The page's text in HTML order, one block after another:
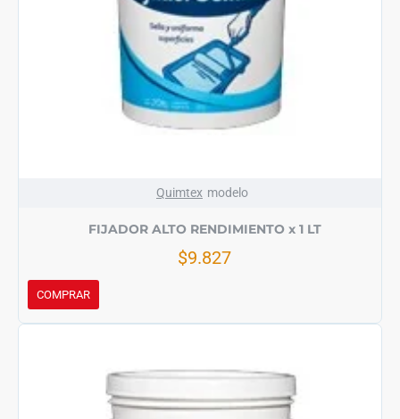
Quimtex modelo
FIJADOR ALTO RENDIMIENTO x 1 LT
$9.827
COMPRAR